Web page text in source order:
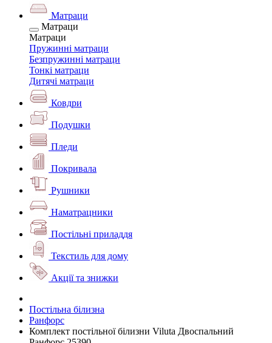
Матраци
Матраци
Матраци
Пружинні матраци
Безпружинні матраци
Тонкі матраци
Дитячі матраци
Ковдри
Подушки
Пледи
Покривала
Рушники
Наматрацники
Постільні приладдя
Текстиль для дому
Акції та знижки
Постільна білизна
Ранфорс
Комплект постільної білизни Viluta Двоспальний